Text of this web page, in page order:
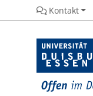
Kontakt